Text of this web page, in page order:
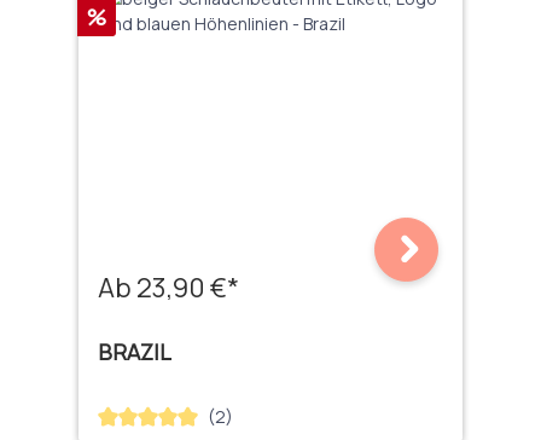
Rabatt
%
Ab 23,90 €*
BRAZIL
Durchschnittliche Bewertung von 5 von 5 Sternen
(2)